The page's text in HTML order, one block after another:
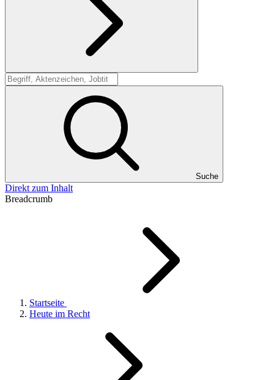
Suche
Suche
Direkt zum Inhalt
Breadcrumb
Startseite
Heute im Recht